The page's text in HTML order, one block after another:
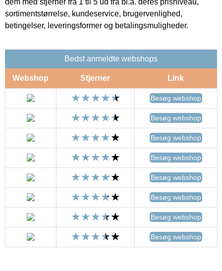
sortimentstørrelse, kundeservice, brugervenlighed,
betingelser, leveringsformer og betalingsmuligheder.
Bedst anmeldte webshops
Webshop Stjerner Link
Besøg webshop
Besøg webshop
Besøg webshop
Besøg webshop
Besøg webshop
Besøg webshop
Besøg webshop
Besøg webshop